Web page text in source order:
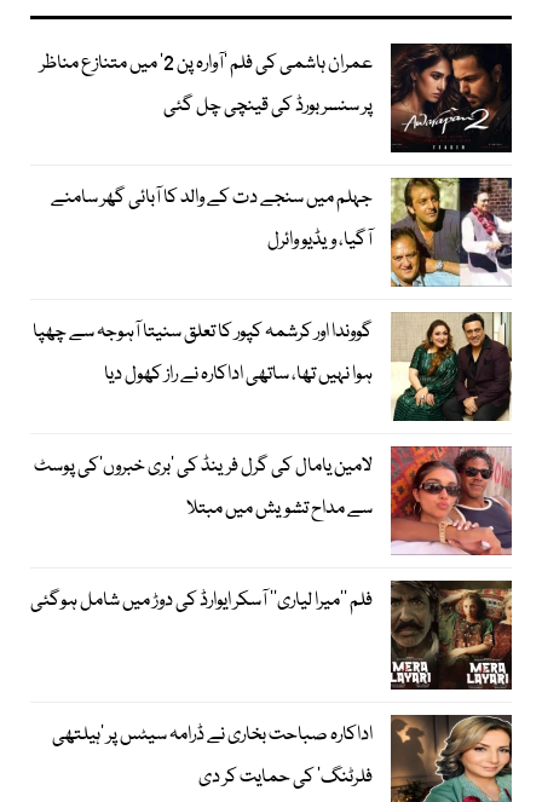
عمران ہاشمی کی فلم ’آوارہ پن 2‘ میں متنازع مناظر
پر سنسر بورڈ کی قینچی چل گئی
جہلم میں سنجے دت کے والد کا آبائی گھر سامنے
آگیا، ویڈیو وائرل
گووندا اور کرشمہ کپور کا تعلق سنیتا آہوجہ سے چھپا
ہوا نہیں تھا، ساتھی اداکارہ نے راز کھول دیا
لامین یامال کی گرل فرینڈ کی ’بری خبروں‘کی پوسٹ
سے مداح تشویش میں مبتلا
فلم ’’میرا لیاری‘‘ آسکر ایوارڈ کی دوڑ میں شامل ہوگئی
اداکارہ صباحت بخاری نے ڈرامہ سیٹس پر ’ہیلتھی
فلرٹنگ‘ کی حمایت کر دی